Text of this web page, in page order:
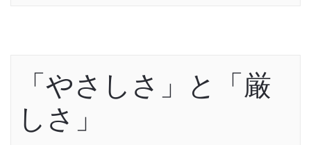
「やさしさ」と「厳
しさ」